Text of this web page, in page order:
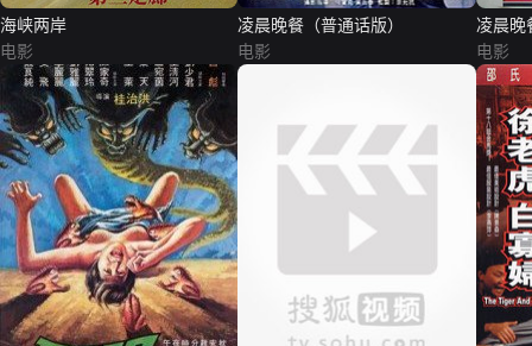
海峡两岸
电影
凌晨晚餐（普通话版）
电影
凌晨晚
电影